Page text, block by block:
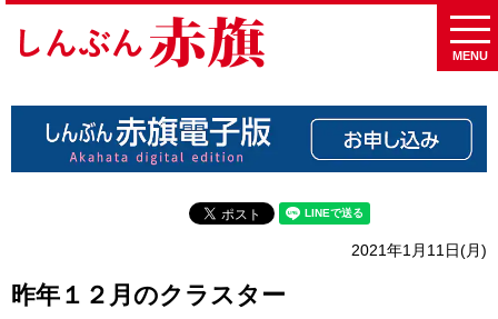
MENU
2021年1月11日(月)
昨年１２月のクラスター